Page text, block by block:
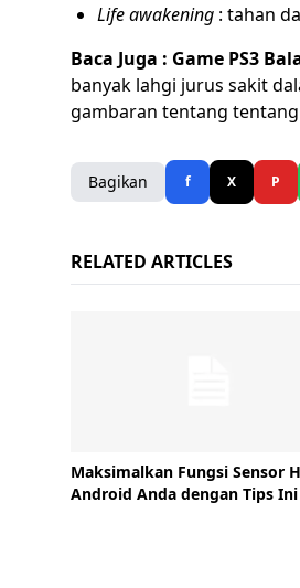
Life awakening : tahan
Baca Juga : Game PS3
banyak lahgi jurus sakit
gambaran tentang
Bagikan f X P
RELATED ARTICLES
Maksimalkan Fungsi Sensor
Android Anda dengan Tips Ini